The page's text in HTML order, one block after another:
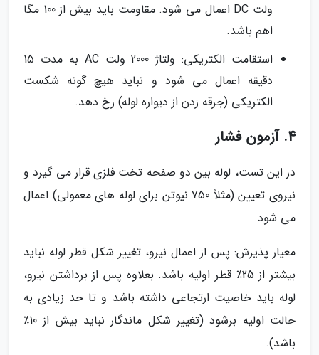
ولت DC اعمال می شود. مقاومت باید بیش از 100 مگا
اهم باشد.
استقامت الکتریکی: ولتاژ 2000 ولت AC به مدت 15
دقیقه اعمال می شود و نباید هیچ گونه شکست
الکتریکی (جرقه زدن از دیواره لوله) رخ دهد.
4. آزمون فشار
در این تست، لوله بین دو صفحه تخت فلزی قرار می گیرد و
نیروی تعیین (مثلاً 750 نیوتن برای لوله های معمولی) اعمال
می شود.
معیار پذیرش: پس از اعمال نیرو، تغییر شکل قطر لوله نباید
بیشتر از 25٪ قطر اولیه باشد. بعلاوه پس از برداشتن نیرو،
لوله باید خاصیت ارتجاعی داشته باشد و تا حد زیادی به
حالت اولیه برشود (تغییر شکل ماندگار نباید بیش از 10٪
باشد).